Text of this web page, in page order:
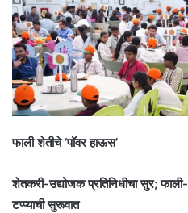
फाली शेतीचे ‘पॉवर हाऊस’
शेतकरी-उद्योजक प्रतिनिधीचा सुर;
टप्प्याची सुरूवात